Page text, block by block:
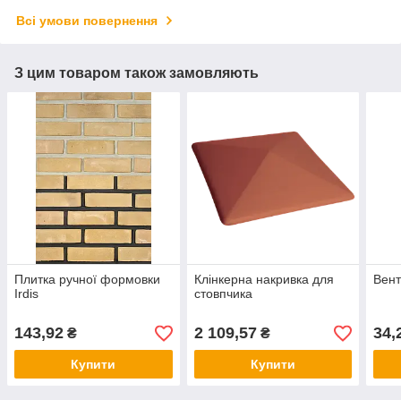
Всі умови повернення
З цим товаром також замовляють
Плитка ручної формовки
Irdis
143,92 ₴
Купити
Клінкерна накривка для
стовпчика
2 109,57₴
Купити